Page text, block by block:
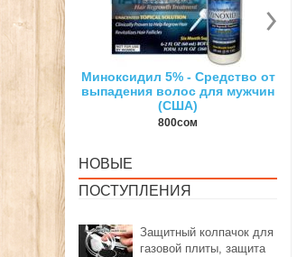
- Средство от
для мужчин
Суперсильный неодимовый
магнит
150сом
НОВЫЕ
ПОСТУПЛЕНИЯ
Защитный колпачок для
газовой плиты, защита